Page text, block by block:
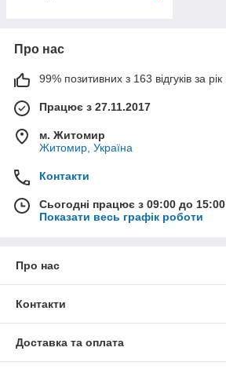
Про нас
99% позитивних з 163 відгуків за рік
Працює з 27.11.2017
м. Житомир
Житомир, Україна
Контакти
Сьогодні працює з 09:00 до 15:00
Показати весь графік роботи
Про нас
Контакти
Доставка та оплата